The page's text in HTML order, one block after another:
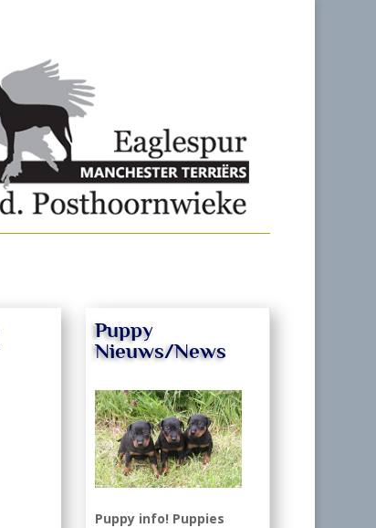
Puppy
Nieuws/News
Puppy info! Puppies